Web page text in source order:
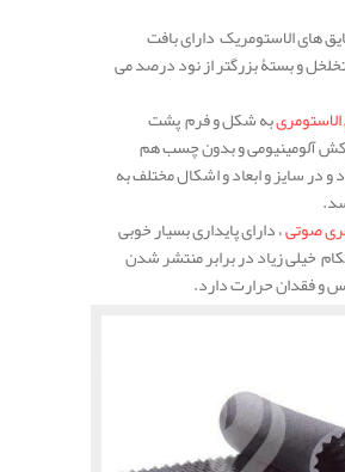
های الاستومریک دارای بافت
و بستۀ بزرگتر از نود درصد می
به شکل و فرم پشت
آلومینیومی و بدون چسب هم
در سایز و ابعاد و اشکال مختلف به
صوتی، دارای پایداری بسیار خوبی
خیلی زیاد در برابر منتشر شدن
و فقدان حرارت دارد.